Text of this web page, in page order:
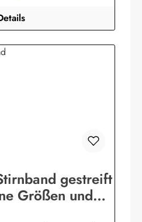
! Herstellerinformationen:AS
Str. 1226409
bekleidung.de
gestreift
Größen und